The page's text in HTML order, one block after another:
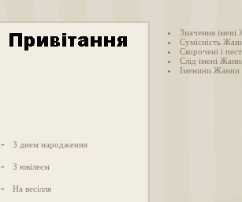
- З днем народження
- З ювілеєм
- На весілля
Значення імені
Сумісність
Скорочені і
Слід імені
Іменини Жанни